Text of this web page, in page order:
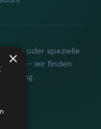
oder spezielle
an
– wir finden
Lösung.
×